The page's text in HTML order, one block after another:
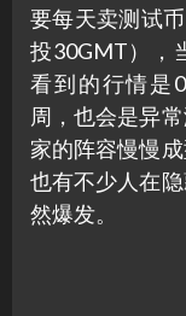
要每天卖测试
投30GMT），
看到的行情是
周，也会是异
家的阵容慢慢
也有不少人在
然爆发。